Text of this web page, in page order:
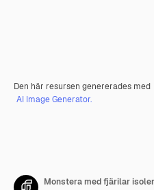
Den här resursen genererades med
AI Image Generator.
Monstera med fjärilar